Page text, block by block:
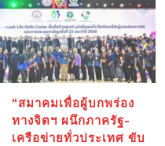
“สมาคมเพื่อผู้บกพร่อง
ทางจิตฯ ผนึกภาครัฐ-
เครือข่ายทั่วประเทศ ขับ